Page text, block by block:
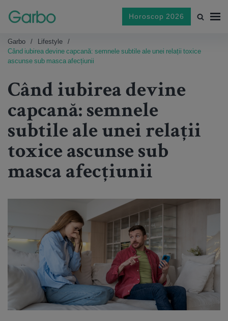
Horoscop 2026
Garbo
Lifestyle
Când iubirea devine capcană: semnele subtile ale unei relații toxice
ascunse sub masca afecțiunii
Când iubirea devine
capcană: semnele
subtile ale unei relații
toxice ascunse sub
masca afecțiunii